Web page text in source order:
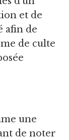
et de
afin de
de culte
une
de noter